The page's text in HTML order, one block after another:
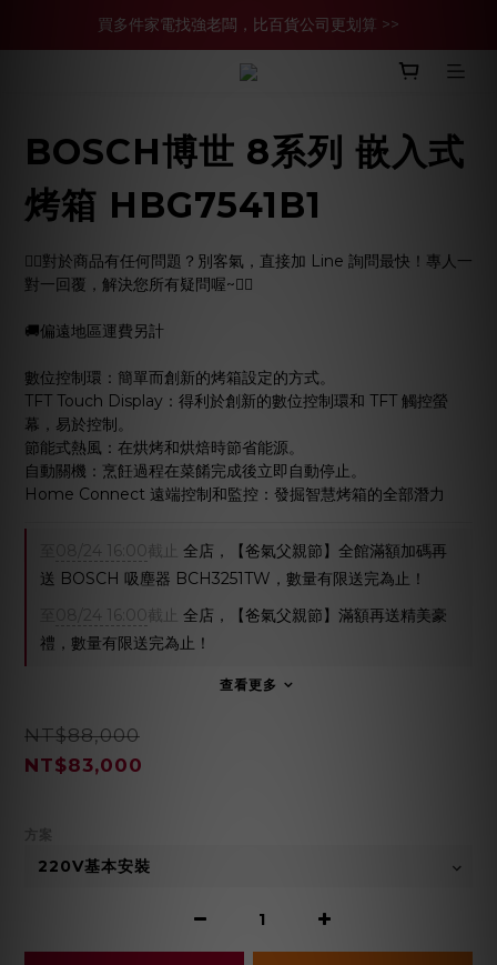
買多件家電找強老闆，比百貨公司更划算 >>
買多件家電找強老闆，比百貨公司更划算 >>
官網現金轉帳優惠 結帳輸【YHH02】再享2%優惠
BOSCH博世 8系列 嵌入式
烤箱 HBG7541B1
🙋‍♀️對於商品有任何問題？別客氣，直接加 Line 詢問最快！專人一
對一回覆，解決您所有疑問喔~🙋‍♂️
🚚偏遠地區運費另計
數位控制環：簡單而創新的烤箱設定的方式。
TFT Touch Display：得利於創新的數位控制環和 TFT 觸控螢
幕，易於控制。
節能式熱風：在烘烤和烘焙時節省能源。
自動關機：烹飪過程在菜餚完成後立即自動停止。
Home Connect 遠端控制和監控：發掘智慧烤箱的全部潛力
08/24 16:00 截止
全店，【爸氣父親節】全館滿額加碼再
送 BOSCH 吸塵器 BCH3251TW，數量有限送完為止！
08/24 16:00截止
全店，【爸氣父親節】滿額再送精美豪
禮，數量有限送完為止！
查看更多
NT$88,000
NT$83,000